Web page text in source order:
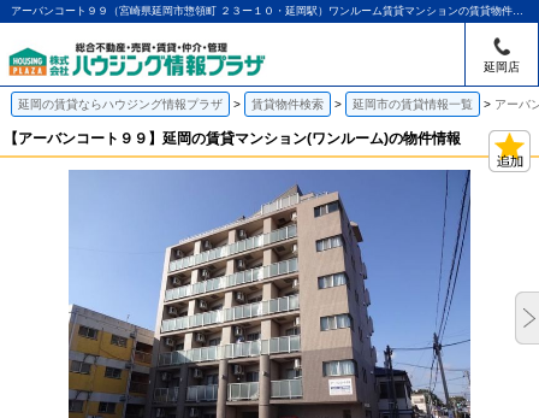
アーバンコート９９（宮崎県延岡市惣領町 ２３ー１０・延岡駅）ワンルーム賃貸マンションの賃貸物件情報｜アパマンショップ延岡店｜ハウジング情報プラザ
延岡店
延岡の賃貸ならハウジング情報プラザ 賃貸物件検索 延岡市の賃貸情報一覧 アーバ
【アーバンコート９９】延岡の賃貸マンション(ワンルーム)の物件情報